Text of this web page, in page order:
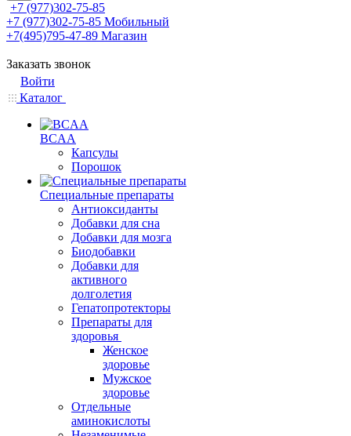
+7 (977)302-75-85
+7 (977)302-75-85 Мобильный
+7(495)795-47-89 Магазин
Заказать звонок
Войти
Каталог
BCAA
Капсулы
Порошок
Cпециальные препараты
Антиоксиданты
Добавки для сна
Добавки для мозга
Биодобавки
Добавки для
активного
долголетия
Гепатопротекторы
Препараты для
здоровья
Женское
здоровье
Мужское
здоровье
Отдельные
аминокислоты